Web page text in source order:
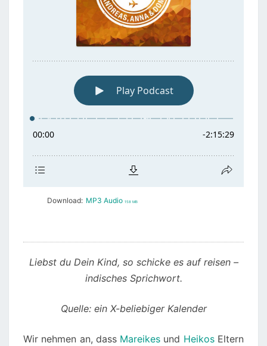
Download: MP3 Audio 158 MB
Liebst du Dein Kind, so schicke es auf reisen –
indisches Sprichwort.
Quelle: ein X-beliebiger Kalender
Wir nehmen an, dass Mareikes und HeikosEltern